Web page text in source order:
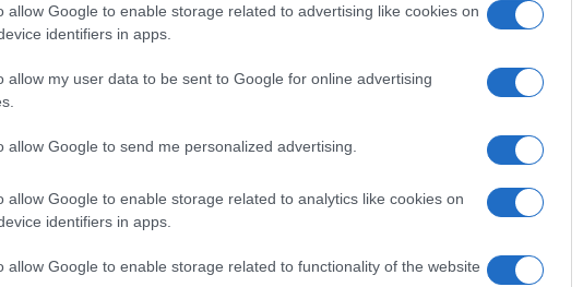
allow Google to enable storage related to advertising like cookies on
identifiers in apps.
allow my user data to be sent to Google for online advertising
allow Google to send me personalized advertising.
allow Google to enable storage related to analytics like cookies on
identifiers in apps.
allow Google to enable storage related to functionality of the website
di ricongiungimento della cosiddetta
sono entrato in camera di consiglio il
forzistaMichela Vittoria Brambilla,
per l’infanzia e l’adolescenza.
già in passato aveva espresso molte
bambini, che per la cronaca vivono in
‘famiglia nel bosco’ l’incubo sembra
-. Hanno già passato il Natale lontano